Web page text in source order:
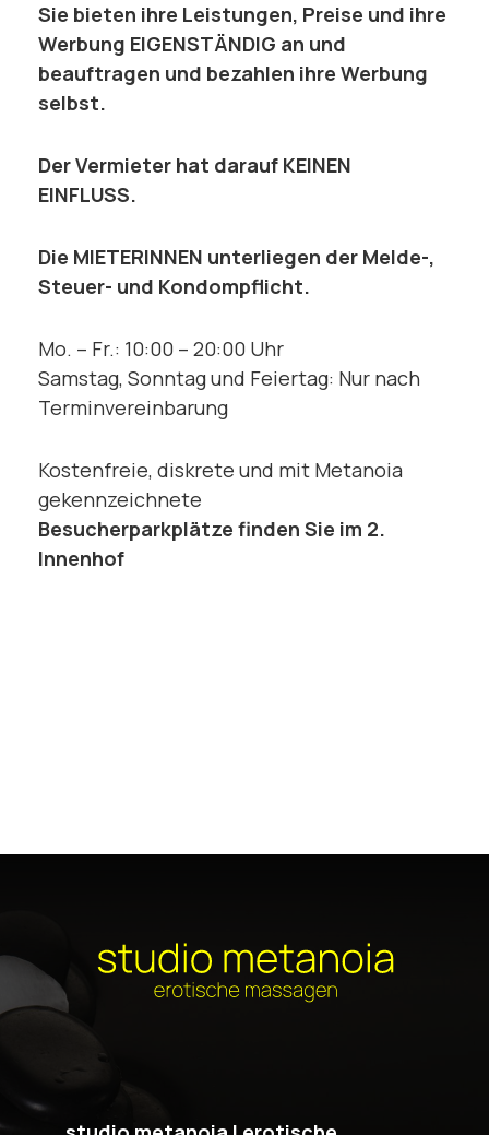
Sie bieten ihre Leistungen, Preise und ihre
Werbung EIGENSTÄNDIG an und
beauftragen und bezahlen ihre Werbung
selbst.
Der Vermieter hat darauf KEINEN
EINFLUSS.
Die MIETERINNEN unterliegen der Melde-,
Steuer- und Kondompflicht.
Mo. – Fr.: 10:00 – 20:00 Uhr
Samstag, Sonntag und Feiertag: Nur nach
Terminvereinbarung
Kostenfreie, diskrete und mit Metanoia
gekennzeichnete
Besucherparkplätze finden Sie im 2.
Innenhof